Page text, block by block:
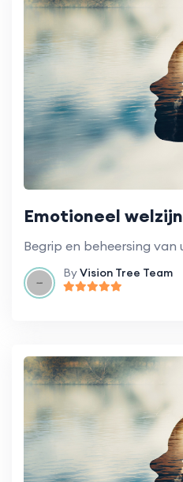
Emotioneel welzijn
ByVision Tree Team